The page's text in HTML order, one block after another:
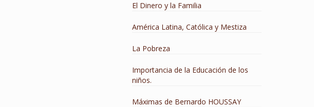
El Dinero y la Familia
América Latina, Católica y Mestiza
La Pobreza
Importancia de la Educación de los
niños.
Máximas de Bernardo HOUSSAY